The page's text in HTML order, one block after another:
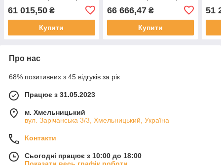
61 015,50 ₴
Купити
66 666,47₴
Купити
51
Про нас
68% позитивних з 45 відгуків за рік
Працює з 31.05.2023
м. Хмельницький
вул. Зарічанська 3/3, Хмельницький, Україна
Контакти
Сьогодні працює з 10:00 до 18:00